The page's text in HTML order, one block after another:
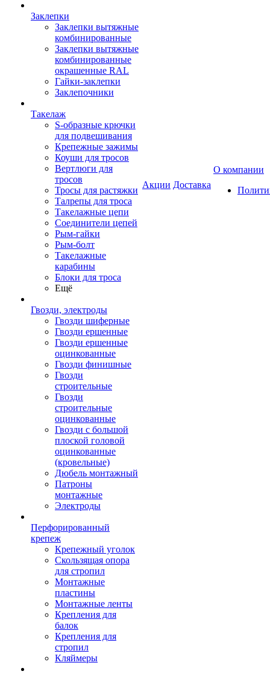
Заклепки
Заклепки вытяжные
комбинированные
Заклепки вытяжные
комбинированные
окрашенные RAL
Гайки-заклепки
Заклепочники
Такелаж
S-образные крючки
для подвешивания
Крепежные зажимы
Коуши для тросов
Вертлюги для
тросов
Тросы для растяжки
Талрепы для троса
Такелажные цепи
Соединители цепей
Рым-гайки
Рым-болт
Такелажные
карабины
Блоки для троса
Ещё
Гвозди, электроды
Гвозди шиферные
Гвозди ершенные
Гвозди ершенные
оцинкованные
Гвозди финишные
Гвозди
строительные
Гвозди
строительные
оцинкованные
Гвозди с большой
плоской головой
оцинкованные
(кровельные)
Дюбель монтажный
Патроны
монтажные
Электроды
Перфорированный
крепеж
Крепежный уголок
Скользящая опора
для стропил
Монтажные
пластины
Монтажные ленты
Крепления для
балок
Крепления для
стропил
Кляймеры
Акции Доставка
О компании